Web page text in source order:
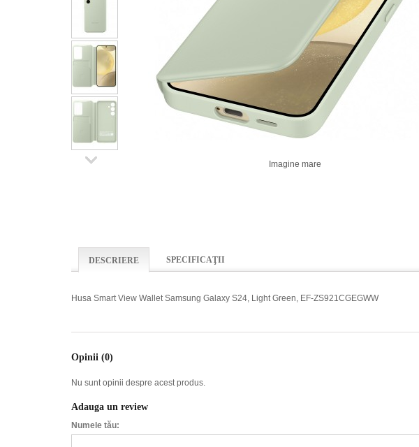
Imagine mare
DESCRIERE SPECIFICAŢII
Husa Smart View Wallet Samsung Galaxy S24, Light Green, EF-ZS921CGEGWW
Opinii (0)
Nu sunt opinii despre acest produs.
Adauga un review
Numele tău: